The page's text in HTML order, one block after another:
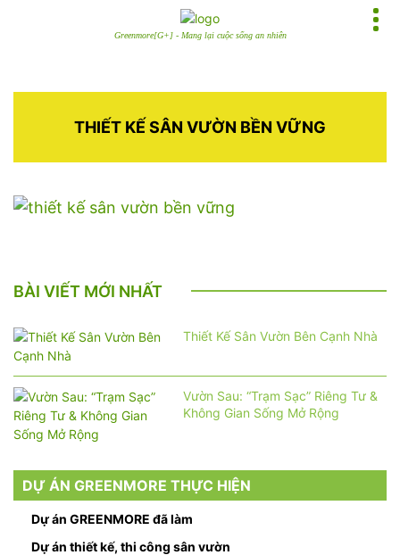
Greenmore[G+] - Mang lại cuộc sống an nhiên
THIẾT KẾ SÂN VƯỜN BỀN VỮNG
BÀI VIẾT MỚI NHẤT
Thiết Kế Sân Vườn Bên Cạnh Nhà
Vườn Sau: “Trạm Sạc” Riêng Tư &
Không Gian Sống Mở Rộng
DỰ ÁN GREENMORE THỰC HIỆN
Dự án GREENMORE đã làm
Dự án thiết kế, thi công sân vườn